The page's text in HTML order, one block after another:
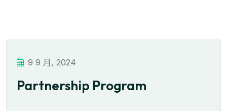
9 9 月, 2024
Partnership Program